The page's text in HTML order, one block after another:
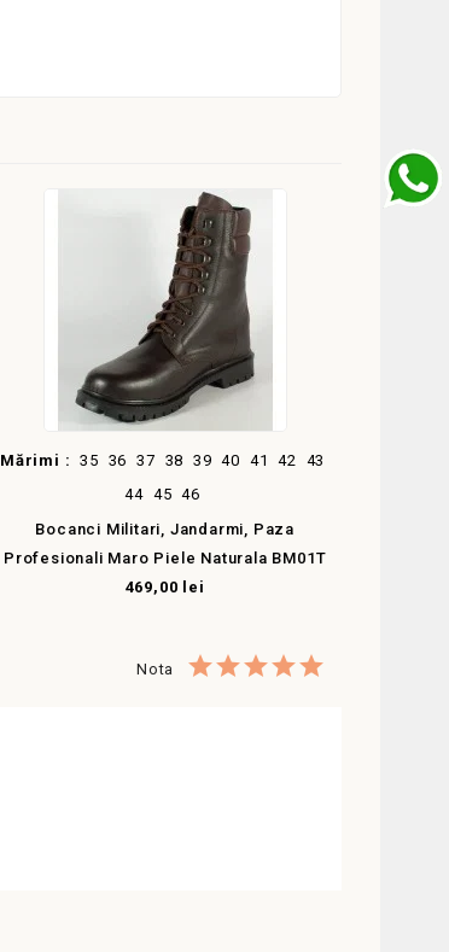
Mărimi : 35 36 37 38 39 40 41 42
43
44 45 46
Bocanci Militari, Jandarmi, Paza
Profesionali Maro Piele Naturala BM01T
469,00 lei
Nota